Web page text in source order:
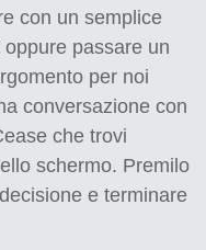
con un semplice
passare un
per noi
conversazione con
che trovi
schermo. Premilo
e terminare